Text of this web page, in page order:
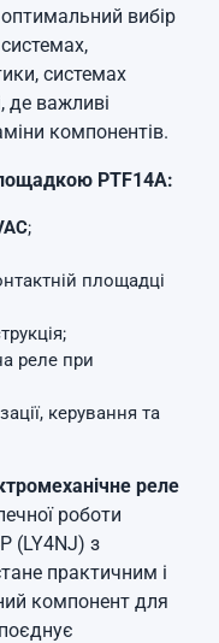
вибір
системах
де важливі
компонентів.
PTF14A:
;
площадці
реле при
керування та
реле
роботи
(LY4NJ) з
практичним і
компонент для